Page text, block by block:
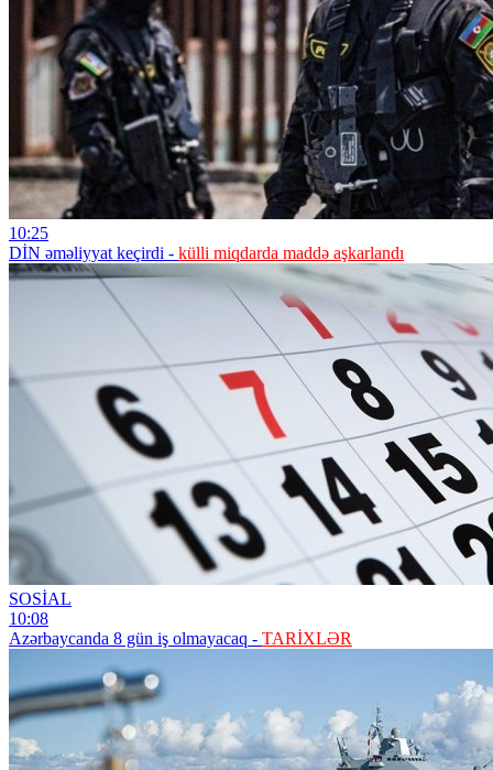
10:25
DİN əməliyyat keçirdi - külli miqdarda maddə aşkarlandı
SOSİAL
10:08
Azərbaycanda 8 gün iş olmayacaq - TARİXLƏR